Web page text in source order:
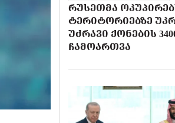
ᲠᲣᲡᲔᲗᲛᲐ
ᲢᲔᲠᲘᲢᲝᲠᲘᲔᲑᲖᲔ
ᲣᲫᲠᲐᲕᲘ ᲥᲝᲜᲔᲑᲘᲡ
ᲩᲐᲛᲝᲐᲠᲗᲕᲐ